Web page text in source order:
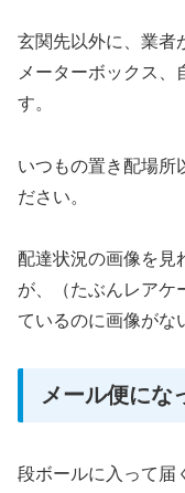
玄関先以外に、業者
メーターボックス、
す。
いつもの置き配場所
ださい。
配達状況の画像を見
が、（たぶんレアケ
ているのに画像がな
メール便にな
段ボールに入って届